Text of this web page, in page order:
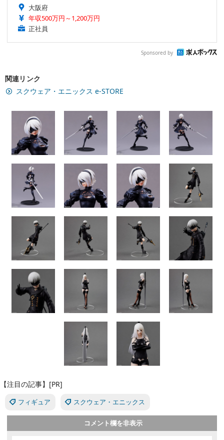
大阪府
年収500万円～1,200万円
正社員
Sponsored by
関連リンク
スクウェア・エニックス e-STORE
【注目の記事】[PR]
フィギュア スクウェア・エニックス
コメント欄を非表示